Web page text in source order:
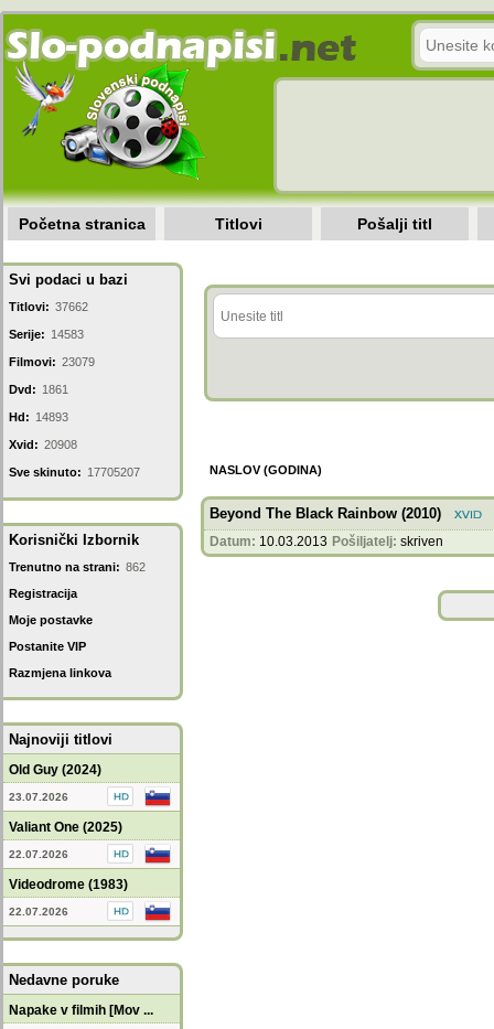
Početna stranica Titlovi Pošalji titl
Svi podaci u bazi
Titlovi: 37662
Serije: 14583
Filmovi: 23079
Dvd: 1861
Hd: 14893
Xvid: 20908
Sve skinuto: 17705207
Korisnički Izbornik
Trenutno na strani: 862
Registracija
Moje postavke
Postanite VIP
Razmjena linkova
Najnoviji titlovi
Old Guy (2024)
23.07.2026
Valiant One (2025)
22.07.2026
Videodrome (1983)
22.07.2026
Nedavne poruke
Napake v filmih [Mov ...
NASLOV (GODINA)
Beyond The Black Rainbow (2010)
Datum: 10.03.2013 Pošiljatelj: skriven